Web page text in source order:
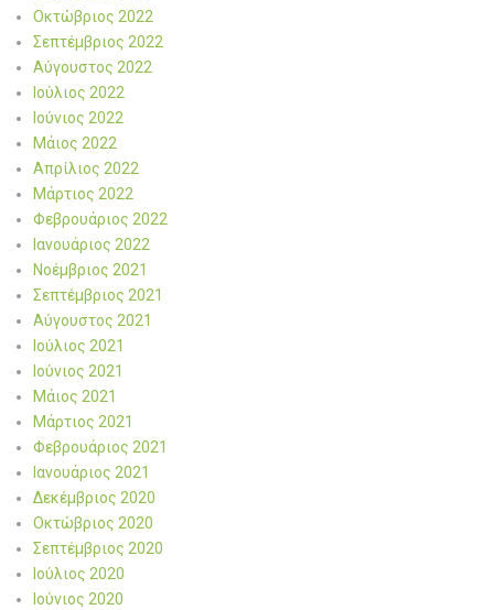
Οκτώβριος 2022
Σεπτέμβριος 2022
Αύγουστος 2022
Ιούλιος 2022
Ιούνιος 2022
Μάιος 2022
Απρίλιος 2022
Μάρτιος 2022
Φεβρουάριος 2022
Ιανουάριος 2022
Νοέμβριος 2021
Σεπτέμβριος 2021
Αύγουστος 2021
Ιούλιος 2021
Ιούνιος 2021
Μάιος 2021
Μάρτιος 2021
Φεβρουάριος 2021
Ιανουάριος 2021
Δεκέμβριος 2020
Οκτώβριος 2020
Σεπτέμβριος 2020
Ιούλιος 2020
Ιούνιος 2020